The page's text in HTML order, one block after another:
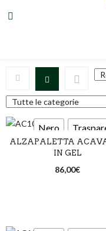
Nero
ALZAPALETTA
IN GEL
86,00€